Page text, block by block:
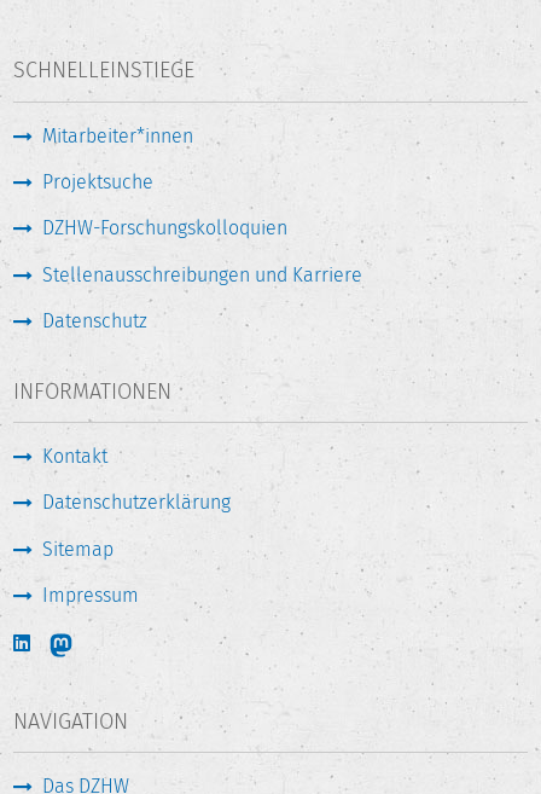
SCHNELLEINSTIEGE
Mitarbeiter*innen
Projektsuche
DZHW-Forschungskolloquien
Stellenausschreibungen und Karriere
Datenschutz
INFORMATIONEN
Kontakt
Datenschutzerklärung
Sitemap
Impressum
NAVIGATION
Das DZHW